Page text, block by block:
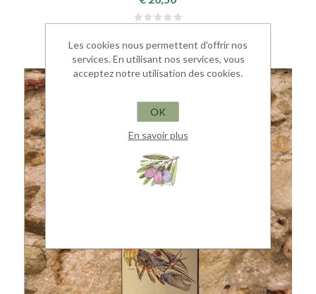
Les cookies nous permettent d'offrir nos
services. En utilisant nos services, vous
acceptez notre utilisation des cookies.
OK
En savoir plus